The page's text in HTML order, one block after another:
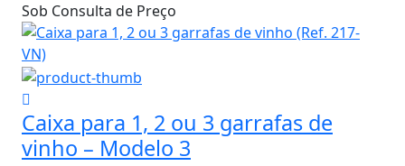
Sob Consulta de Preço
Caixa para 1, 2 ou 3 garrafas de
vinho – Modelo 3